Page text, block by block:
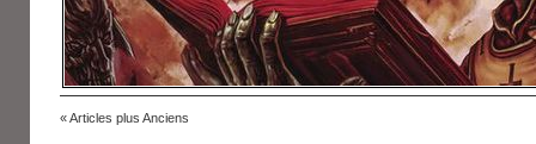
« Articles plus Anciens